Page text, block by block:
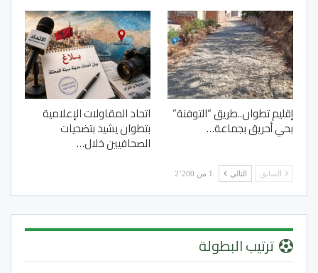
إقليم تطوان..طريق “التوفنة”
بحي أحريق بجماعة…
اتحاد المقاولات الإعلامية
بتطوان يشيد بتضحيات
الصحافيين خلال…
السابق التالي 1 من 2٬200
ترتيب البطولة